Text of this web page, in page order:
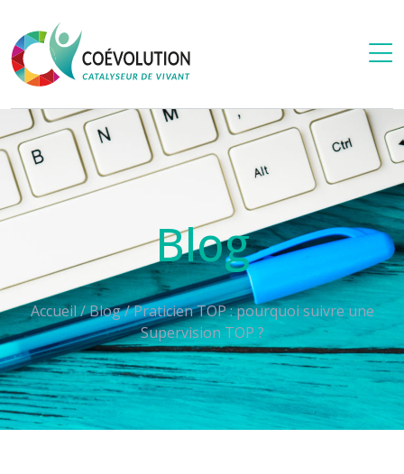
Blog
Accueil/Blog/Praticien TOP : pourquoi suivre une
Supervision TOP ?